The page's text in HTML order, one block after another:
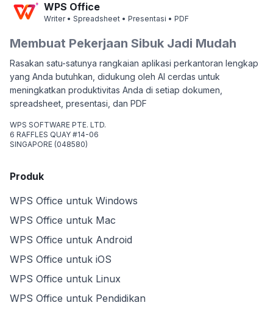
WPS Office
Writer • Spreadsheet • Presentasi • PDF
Membuat Pekerjaan Sibuk Jadi Mudah
Rasakan satu-satunya rangkaian aplikasi perkantoran lengkap
yang Anda butuhkan, didukung oleh AI cerdas untuk
meningkatkan produktivitas Anda di setiap dokumen,
spreadsheet, presentasi, dan PDF
WPS SOFTWARE PTE. LTD.
6 RAFFLES QUAY #14-06
SINGAPORE (048580)
Produk
WPS Office untuk Windows
WPS Office untuk Mac
WPS Office untuk Android
WPS Office untuk iOS
WPS Office untuk Linux
WPS Office untuk Pendidikan